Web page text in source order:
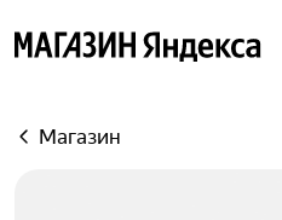
Яндекс
Магазин